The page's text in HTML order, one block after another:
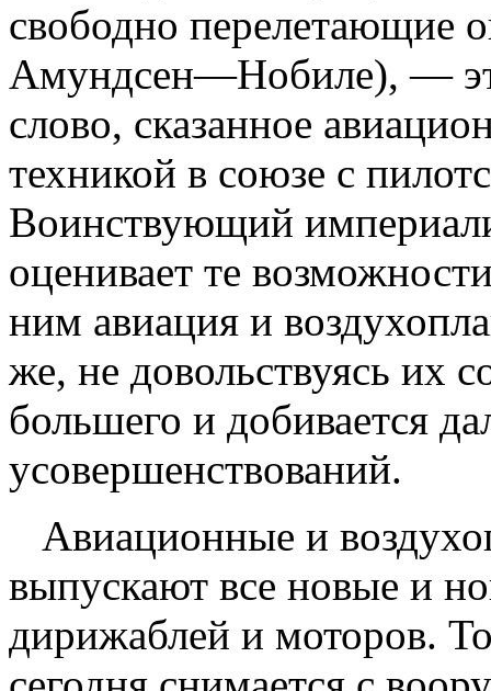
свободно перелетающие
Амундсен—Нобиле), —
слово, сказанное
техникой в союзе с
Воинствующий
оценивает те
ним авиация и
же, не довольствуясь их
большего и добивается
усовершенствований.
Авиационные и
выпускают все новые и
дирижаблей и моторов.